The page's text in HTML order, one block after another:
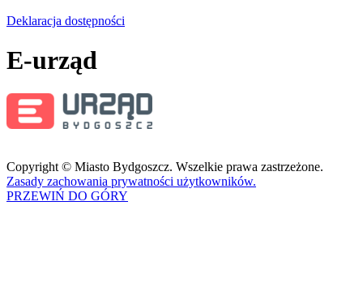
Deklaracja dostępności
E-urząd
Copyright © Miasto Bydgoszcz. Wszelkie prawa zastrzeżone.
Zasady zachowania prywatności użytkowników.
PRZEWIŃ DO GÓRY